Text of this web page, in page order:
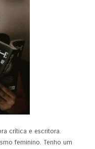
crítica e escritora.
feminino. Tenho um